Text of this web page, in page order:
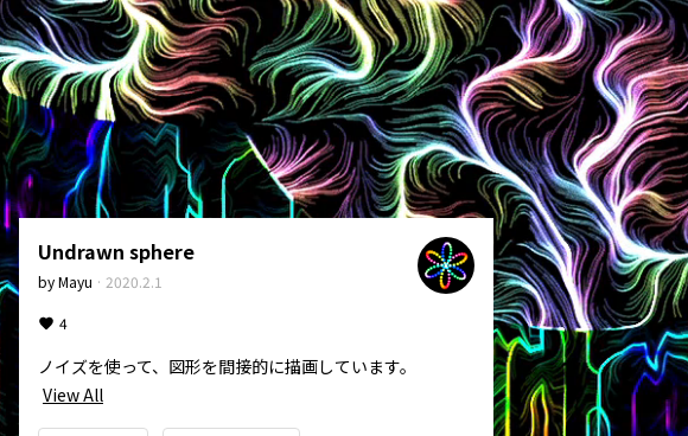
Undrawn sphere
byMayu · 2020.2.1
4
ノイズを使って、図形を間接的に描画しています。
View All